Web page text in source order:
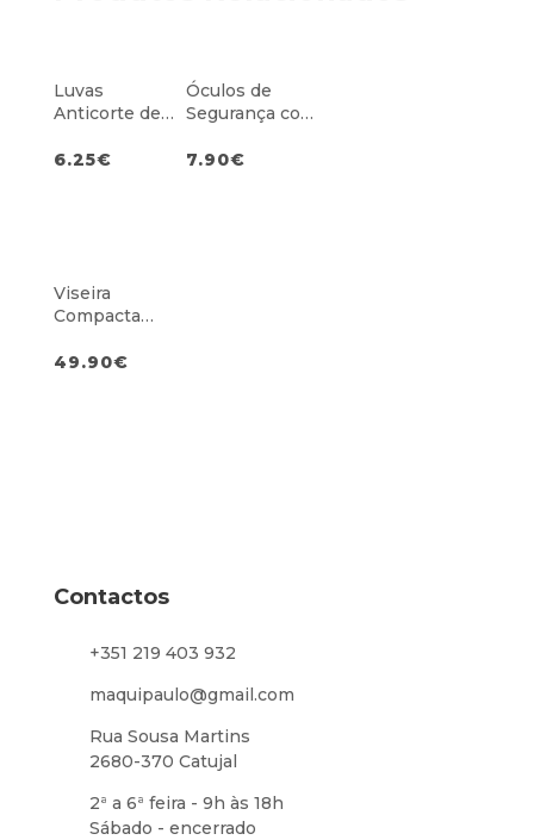
Luvas
Anticorte de
Visibilidade
6.25€
Óculos de
Segurança com
ento e
7.90€
Viseira
Compacta
49.90€
Contactos
+351 219 403 932
maquipaulo@gmail.com
Rua Sousa Martins
2680-370 Catujal
2ª a 6ª feira - 9h às 18h
Sábado - encerrado